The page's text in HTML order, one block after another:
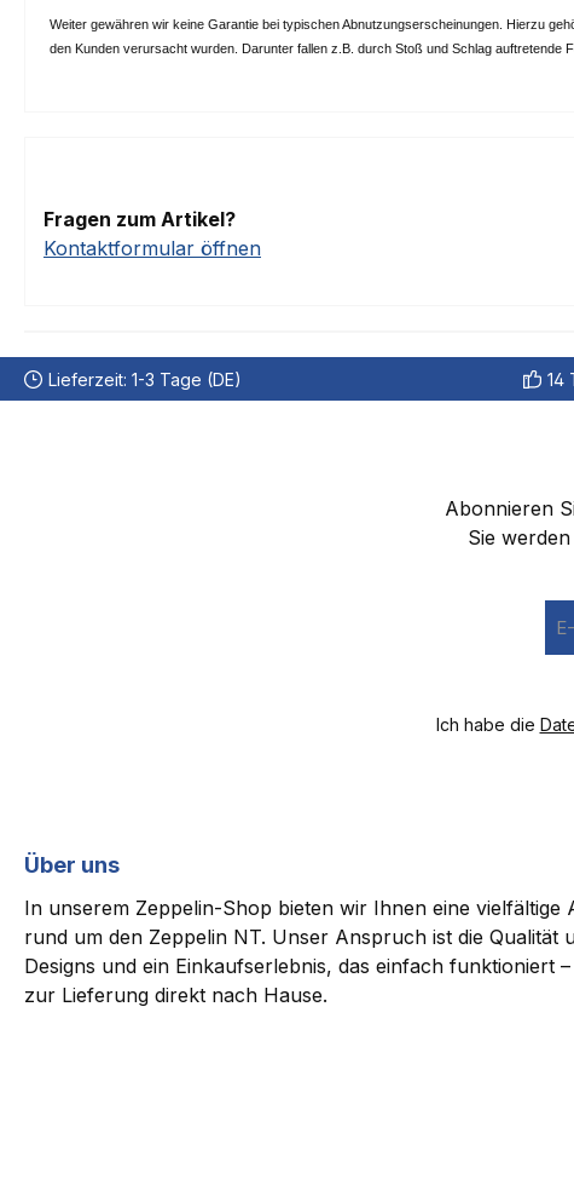
Weiter gewähren wir keine Garantie bei typischen Abnutzungserscheinungen. Hierzu
den Kunden verursacht wurden. Darunter fallen z.B. durch Stoß und Schlag auftretende
Fragen zum Artikel?
Kontaktformular öffnen
Lieferzeit: 1-3 Tage (DE) 14
Abonnieren
Sie
Ich habe die
Über uns
In unserem Zeppelin-Shop bieten wir Ihnen eine vielfältige
rund um den Zeppelin NT. Unser Anspruch ist die Qualität
Designs und ein Einkaufserlebnis, das einfach funktioniert
zur Lieferung direkt nach Hause.